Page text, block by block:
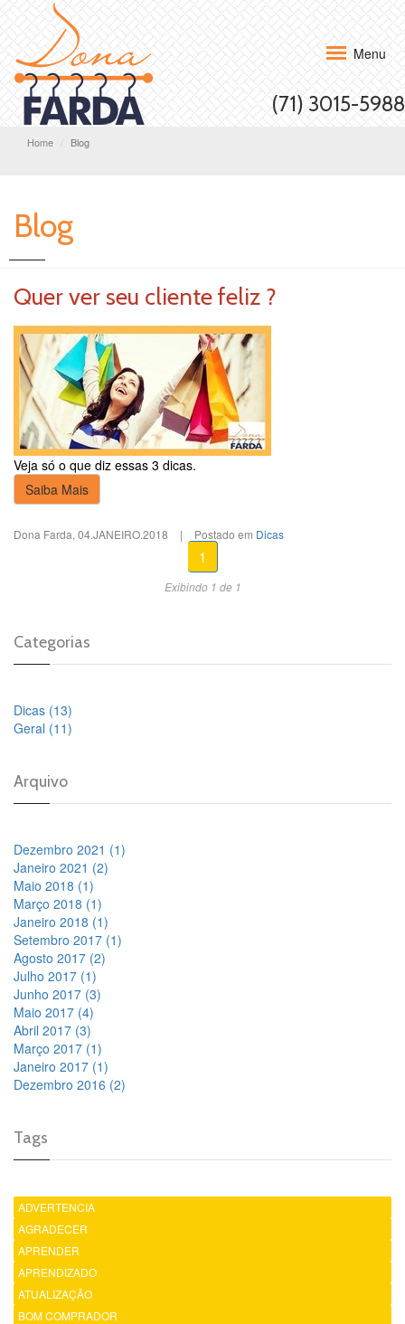
Menu
(71) 3015-5988
Home Blog
Blog
Quer ver seu cliente feliz ?
Veja só o que diz essas 3 dicas.
Saiba Mais
Dona Farda, 04.JANEIRO.2018 | Postado em Dicas
1
Exibindo 1 de 1
Categorias
Dicas (13)
Geral (11)
Arquivo
Dezembro 2021 (1)
Janeiro 2021 (2)
Maio 2018 (1)
Março 2018 (1)
Janeiro 2018 (1)
Setembro 2017 (1)
Agosto 2017 (2)
Julho 2017 (1)
Junho 2017 (3)
Maio 2017 (4)
Abril 2017 (3)
Março 2017 (1)
Janeiro 2017 (1)
Dezembro 2016 (2)
Tags
ADVERTENCIA
AGRADECER
APRENDER
APRENDIZADO
ATUALIZAÇÃO
BOM COMPRADOR